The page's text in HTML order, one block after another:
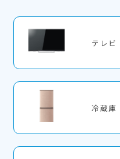
テレビ
冷蔵庫